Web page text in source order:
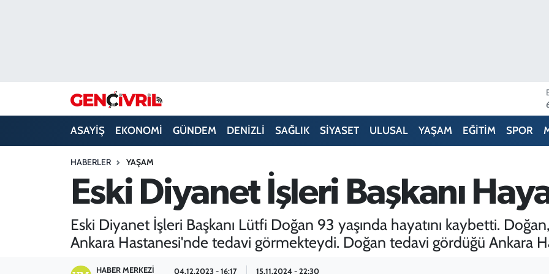
ASAYİŞ EKONOMİ GÜNDEM DENİZLİ SAĞLIK SİYASET ULUSAL YAŞAM EĞİTİM SPOR
HABERLER YAŞAM
Eski Diyanet İşleri Başkanı
Eski Diyanet İşleri Başkanı Lütfi Doğan 93 yaşında hayatını kaybetti.
Ankara Hastanesi'nde tedavi görmekteydi. Doğan tedavi gördüğü Ankara
HABER MERKEZI 04.12.2023 - 16:17 15.11.2024 - 22:30
ULUSAL
SİYASET
Süper Lig Puan Durumu ve Fikstür
Haber Arşivi